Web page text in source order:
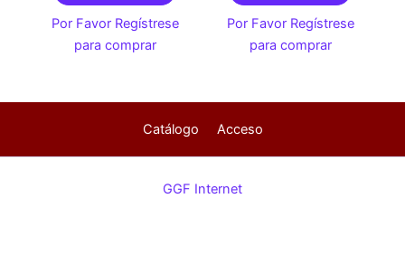
Por Favor Regístrese
para comprar
Por Favor Regístrese
para comprar
Catálogo Acceso
GGF Internet